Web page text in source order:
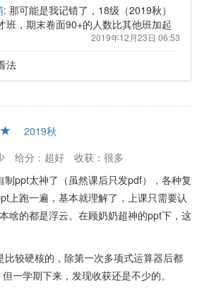
: 那可能是我记错了，18级（2019秋）
班，期末卷面90+的人数比其他班加起
2019年12月23日 06:53
法
2019秋
给分：超好
收获：很多
制ppt太神了（虽然课后只发pdf），各种复
上跑一遍，基本就理解了，上课只需要认
啥的都是浮云。在顾奶奶超神的ppt下，这
比较硬核的，除第一次多项式运算器后都
一学期下来，发现收获还是不少的。